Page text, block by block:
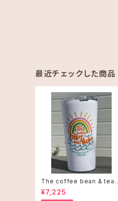
最近チェックした商品
The coffee bean & tea l
eaf タンブラー 16oz(473m
l)・Coffee and Alohaオレ
¥7,225